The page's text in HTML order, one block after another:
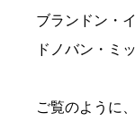
ブランドン・
ドノバン・ミ
ご覧のように